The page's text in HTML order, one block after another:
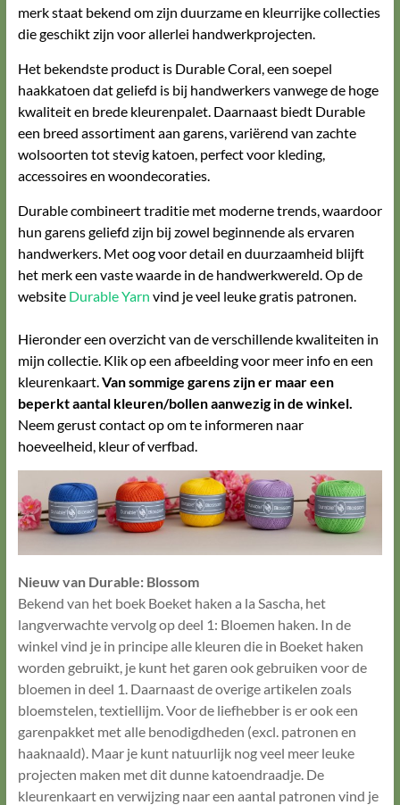
merk staat bekend om zijn duurzame en kleurrijke collecties
die geschikt zijn voor allerlei handwerkprojecten.
Het bekendste product is Durable Coral, een soepel
haakkatoen dat geliefd is bij handwerkers vanwege de hoge
kwaliteit en brede kleurenpalet. Daarnaast biedt Durable
een breed assortiment aan garens, variërend van zachte
wolsoorten tot stevig katoen, perfect voor kleding,
accessoires en woondecoraties.
Durable combineert traditie met moderne trends, waardoor
hun garens geliefd zijn bij zowel beginnende als ervaren
handwerkers. Met oog voor detail en duurzaamheid blijft
het merk een vaste waarde in de handwerkwereld. Op de
website Durable Yarn vind je veel leuke gratis patronen.
Hieronder een overzicht van de verschillende kwaliteiten in
mijn collectie. Klik op een afbeelding voor meer info en een
kleurenkaart.Van sommige garens zijn er maar een
beperkt aantal kleuren/bollen aanwezig in de winkel.
Neem gerust contact op om te informeren naar
hoeveelheid, kleur of verfbad.
Nieuw van Durable: Blossom
Bekend van het boek Boeket haken a la Sascha, het
langverwachte vervolg op deel 1: Bloemen haken. In de
winkel vind je in principe alle kleuren die in Boeket haken
worden gebruikt, je kunt het garen ook gebruiken voor de
bloemen in deel 1. Daarnaast de overige artikelen zoals
bloemstelen, textiellijm. Voor de liefhebber is er ook een
garenpakket met alle benodigdheden (excl. patronen en
haaknaald). Maar je kunt natuurlijk nog veel meer leuke
projecten maken met dit dunne katoendraadje. De
kleurenkaart en verwijzing naar een aantal patronen vind je